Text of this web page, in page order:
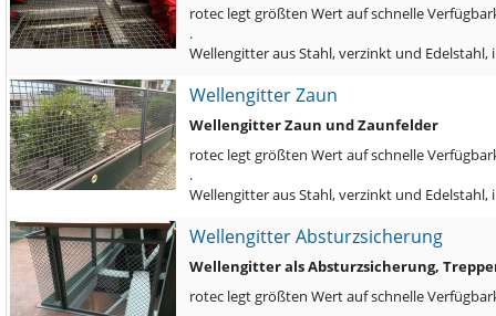
rotec legt größten Wert auf schnelle
.
Wellengitter aus Stahl, verzinkt und
Wellengitter Zaun
Wellengitter Zaun und Zaunfelder
rotec legt größten Wert auf schnelle
.
Wellengitter aus Stahl, verzinkt und
Wellengitter Absturzsicherung
Wellengitter als Absturzsicherung,
rotec legt größten Wert auf schnelle